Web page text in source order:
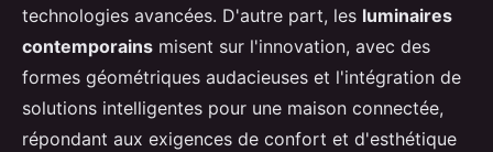
technologies avancées. D'autre part, les luminaires
contemporains misent sur l'innovation, avec des
formes géométriques audacieuses et l'intégration de
solutions intelligentes pour une maison connectée,
répondant aux exigences de confort et d'esthétique